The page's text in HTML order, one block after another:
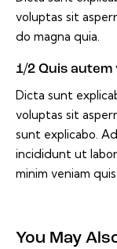
voluptas sit
do magna quia.
1/2 Quis autem
Dicta sunt
voluptas sit
sunt explicabo.
incididunt ut
minim veniam
You May